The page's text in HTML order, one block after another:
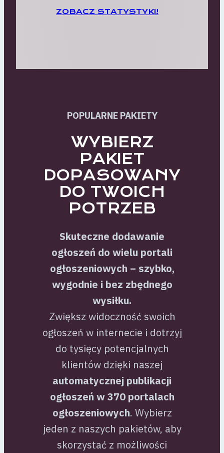
ZOBACZ STATYSTYKI!
POPULARNE PAKIETY
WYBIERZ
PAKIET
DOPASOWANY
DO TWOICH
POTRZEB
Skuteczne dodawanie
ogłoszeń do wielu portali
ogłoszeniowych – szybko,
wygodnie i bez zbędnego
wysiłku.
Zwiększ widoczność swoich
ogłoszeń w internecie i dotrzyj
do tysięcy potencjalnych
klientów dzięki naszej
automatycznej publikacji
ogłoszeń w 370 portalach
ogłoszeniowych. Wybierz
jeden z naszych pakietów, aby
skorzystać z możliwości